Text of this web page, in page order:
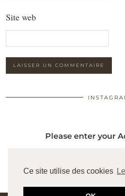
Ce site utilise des cookies
Site web
Please enter your